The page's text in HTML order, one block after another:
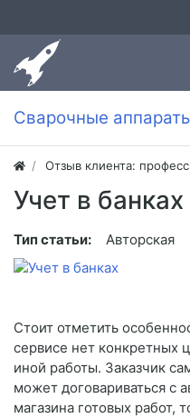
Сварочные
Отзыв клиента:
Учет в банках
Тип статьи: Авторская
Стоит отметить
сервисе нет конкретных
иной работы. Заказчик
может договариваться с
магазина готовых работ,